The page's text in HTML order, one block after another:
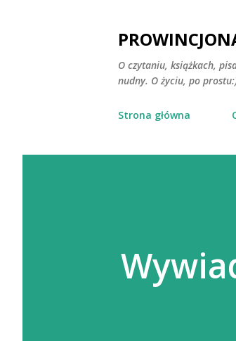
O czytaniu, książkach,
nudny. O życiu, po
Strona główna